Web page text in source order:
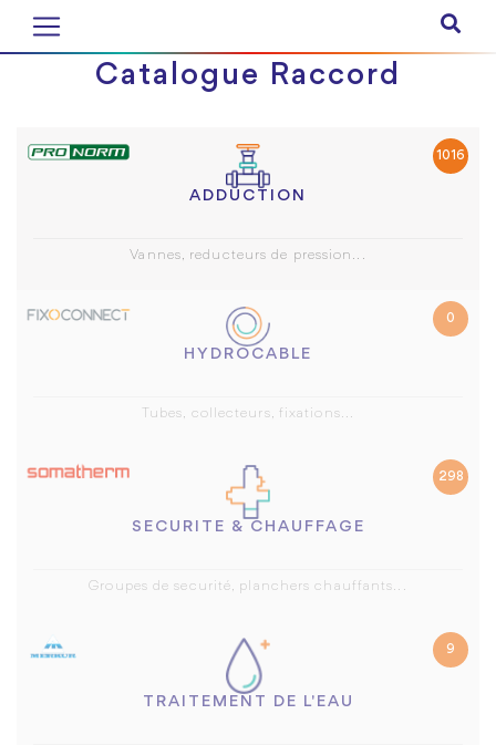
Catalogue Raccord
1016
ADDUCTION
Vannes, reducteurs de pression...
0
HYDROCABLE
Tubes, collecteurs, fixations...
298
SECURITE & CHAUFFAGE
Groupes de securité, planchers chauffants...
9
TRAITEMENT DE L'EAU